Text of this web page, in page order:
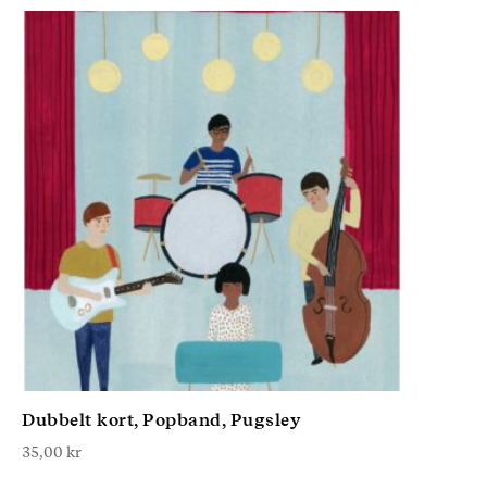
Dubbelt kort, Popband, Pugsley
35,00 kr